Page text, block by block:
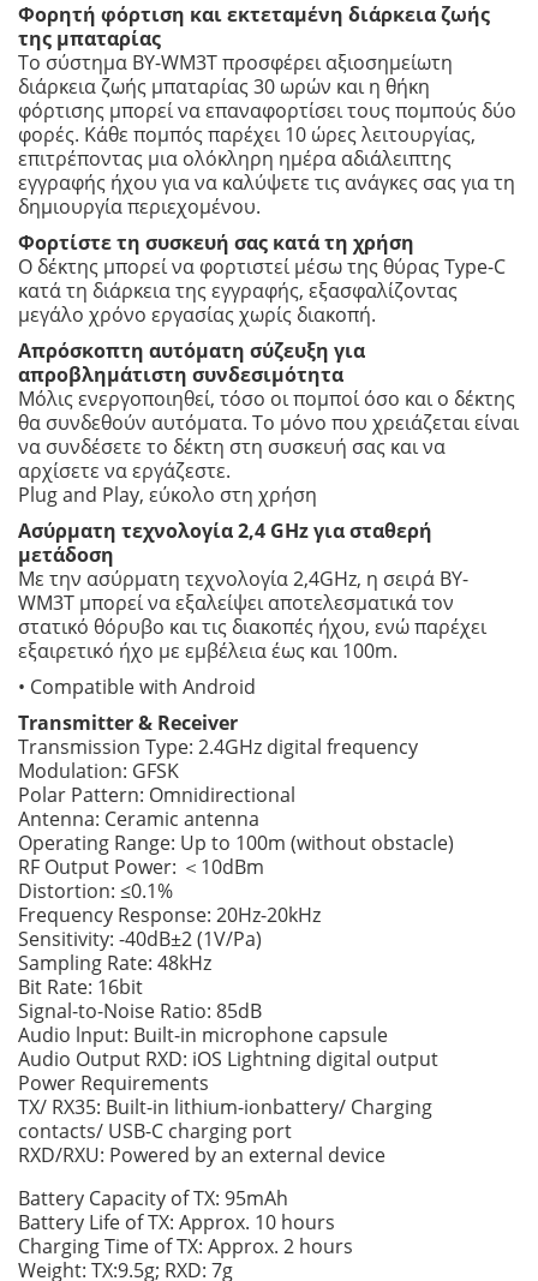
Φορητή φόρτιση και εκτεταμένη διάρκεια ζωής
της μπαταρίας
Το σύστημα BY-WM3T προσφέρει αξιοσημείωτη
διάρκεια ζωής μπαταρίας 30 ωρών και η θήκη
φόρτισης μπορεί να επαναφορτίσει τους πομπούς δύο
φορές. Κάθε πομπός παρέχει 10 ώρες λειτουργίας,
επιτρέποντας μια ολόκληρη ημέρα αδιάλειπτης
εγγραφής ήχου για να καλύψετε τις ανάγκες σας για τη
δημιουργία περιεχομένου.
Φορτίστε τη συσκευή σας κατά τη χρήση
Ο δέκτης μπορεί να φορτιστεί μέσω της θύρας Type-C
κατά τη διάρκεια της εγγραφής, εξασφαλίζοντας
μεγάλο χρόνο εργασίας χωρίς διακοπή.
Απρόσκοπτη αυτόματη σύζευξη για
απροβλημάτιστη συνδεσιμότητα
Μόλις ενεργοποιηθεί, τόσο οι πομποί όσο και ο δέκτης
θα συνδεθούν αυτόματα. Το μόνο που χρειάζεται είναι
να συνδέσετε το δέκτη στη συσκευή σας και να
αρχίσετε να εργάζεστε.
Plug and Play, εύκολο στη χρήση
Ασύρματη τεχνολογία 2,4 GHz για σταθερή
μετάδοση
Με την ασύρματη τεχνολογία 2,4GHz, η σειρά BY-
WM3T μπορεί να εξαλείψει αποτελεσματικά τον
στατικό θόρυβο και τις διακοπές ήχου, ενώ παρέχει
εξαιρετικό ήχο με εμβέλεια έως και 100m.
• Compatible with Android
Transmitter & Receiver
Transmission Type: 2.4GHz digital frequency
Modulation: GFSK
Polar Pattern: Omnidirectional
Antenna: Ceramic antenna
Operating Range: Up to 100m (without obstacle)
RF Output Power: ＜10dBm
Distortion: ≤0.1%
Frequency Response: 20Hz-20kHz
Sensitivity: -40dB±2 (1V/Pa)
Sampling Rate: 48kHz
Bit Rate: 16bit
Signal-to-Noise Ratio: 85dB
Audio lnput: Built-in microphone capsule
Audio Output RXD: iOS Lightning digital output
Power Requirements
TX/ RX35: Built-in lithium-ionbattery/ Charging
contacts/ USB-C charging port
RXD/RXU: Powered by an external device
Battery Capacity of TX: 95mAh
Battery Life of TX: Approx. 10 hours
Charging Time of TX: Approx. 2 hours
Weight: TX:9.5g; RXD: 7g